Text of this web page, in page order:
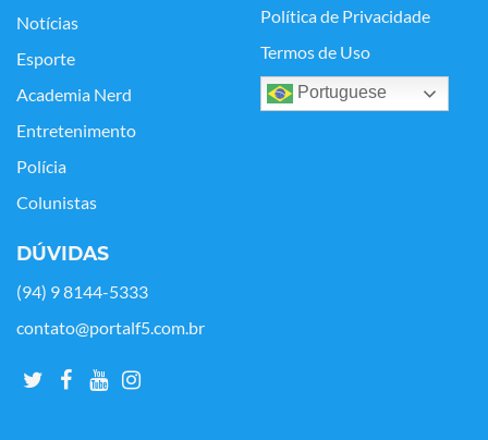
Notícias
Esporte
Academia Nerd
Entretenimento
Polícia
Colunistas
Política de Privacidade
Termos de Uso
Portuguese
DÚVIDAS
(94) 9 8144-5333
contato@portalf5.com.br